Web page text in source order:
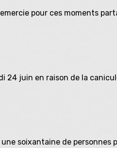
pour ces moments
24 juin en raison de la
une soixantaine de personnes